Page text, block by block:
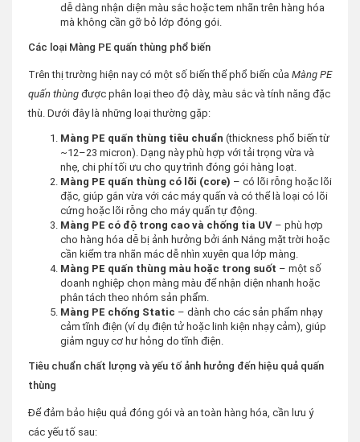
dễ dàng nhận diện màu sắc hoặc tem nhãn trên hàng hóa
mà không cần gỡ bỏ lớp đóng gói.
Các loại Màng PE quấn thùng phổ biến
Trên thị trường hiện nay có một số biến thể phổ biến của Màng PE
quấn thùng được phân loại theo độ dày, màu sắc và tính năng đặc
thù. Dưới đây là những loại thường gặp:
Màng PE quấn thùng tiêu chuẩn (thickness phổ biến từ
~12–23 micron). Dạng này phù hợp với tải trọng vừa và
nhẹ, chi phí tối ưu cho quy trình đóng gói hàng loạt.
Màng PE quấn thùng có lõi (core) – có lõi rỗng hoặc lõi
đặc, giúp gắn vừa với các máy quấn và có thể là loại có lõi
cứng hoặc lõi rỗng cho máy quấn tự động.
Màng PE có độ trong cao và chống tia UV – phù hợp
cho hàng hóa dễ bị ảnh hưởng bởi ánh Nắng mặt trời hoặc
cần kiểm tra nhãn mác dễ nhìn xuyên qua lớp màng.
Màng PE quấn thùng màu hoặc trong suốt – một số
doanh nghiệp chọn màng màu để nhận diện nhanh hoặc
phân tách theo nhóm sản phẩm.
Màng PE chống Static – dành cho các sản phẩm nhạy
cảm tĩnh điện (ví dụ điện tử hoặc linh kiện nhạy cảm), giúp
giảm nguy cơ hư hỏng do tĩnh điện.
Tiêu chuẩn chất lượng và yếu tố ảnh hưởng đến hiệu quả quấn
thùng
Để đảm bảo hiệu quả đóng gói và an toàn hàng hóa, cần lưu ý
các yếu tố sau: